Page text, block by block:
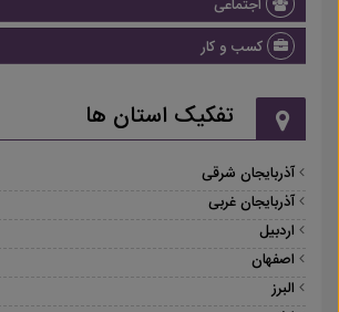
اجتماعی
کسب و کار
تفکیک استان ها
آذربایجان شرقی
آذربایجان غربی
اردبیل
اصفهان
البرز